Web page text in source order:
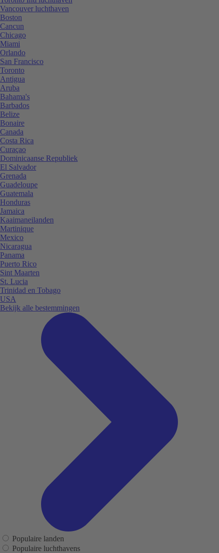
Vancouver luchthaven
Boston
Cancun
Chicago
Miami
Orlando
San Francisco
Toronto
Antigua
Aruba
Bahama's
Barbados
Belize
Bonaire
Canada
Costa Rica
Curaçao
Dominicaanse Republiek
El Salvador
Grenada
Guadeloupe
Guatemala
Honduras
Jamaica
Kaaimaneilanden
Martinique
Mexico
Nicaragua
Panama
Puerto Rico
Sint Maarten
St. Lucia
Trinidad en Tobago
USA
Bekijk alle bestemmingen
Populaire landen
Populaire luchthavens